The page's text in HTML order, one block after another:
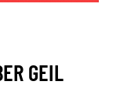
GEIL